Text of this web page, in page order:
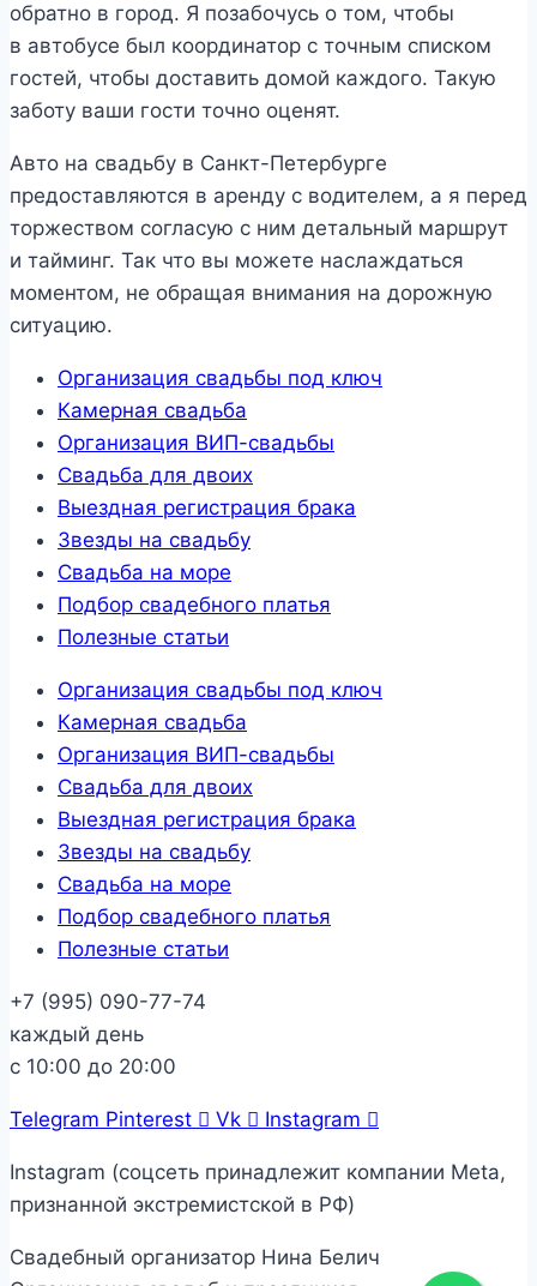
обратно в город. Я позабочусь о том, чтобы
в автобусе был координатор с точным списком
гостей, чтобы доставить домой каждого. Такую
заботу ваши гости точно оценят.
Авто на свадьбу в Санкт-Петербурге
предоставляются в аренду с водителем, а я перед
торжеством согласую с ним детальный маршрут
и тайминг. Так что вы можете наслаждаться
моментом, не обращая внимания на дорожную
ситуацию.
Организация свадьбы под ключ
Камерная свадьба
Организация ВИП-свадьбы
Свадьба для двоих
Выездная регистрация брака
Звезды на свадьбу
Свадьба на море
Подбор свадебного платья
Полезные статьи
Организация свадьбы под ключ
Камерная свадьба
Организация ВИП-свадьбы
Свадьба для двоих
Выездная регистрация брака
Звезды на свадьбу
Свадьба на море
Подбор свадебного платья
Полезные статьи
+7 (995) 090-77-74
каждый день
с 10:00 до 20:00
Telegram Pinterest Vk Instagram
Instagram (соцсеть принадлежит компании Meta,
признанной экстремистской в РФ)
Свадебный организатор Нина Белич